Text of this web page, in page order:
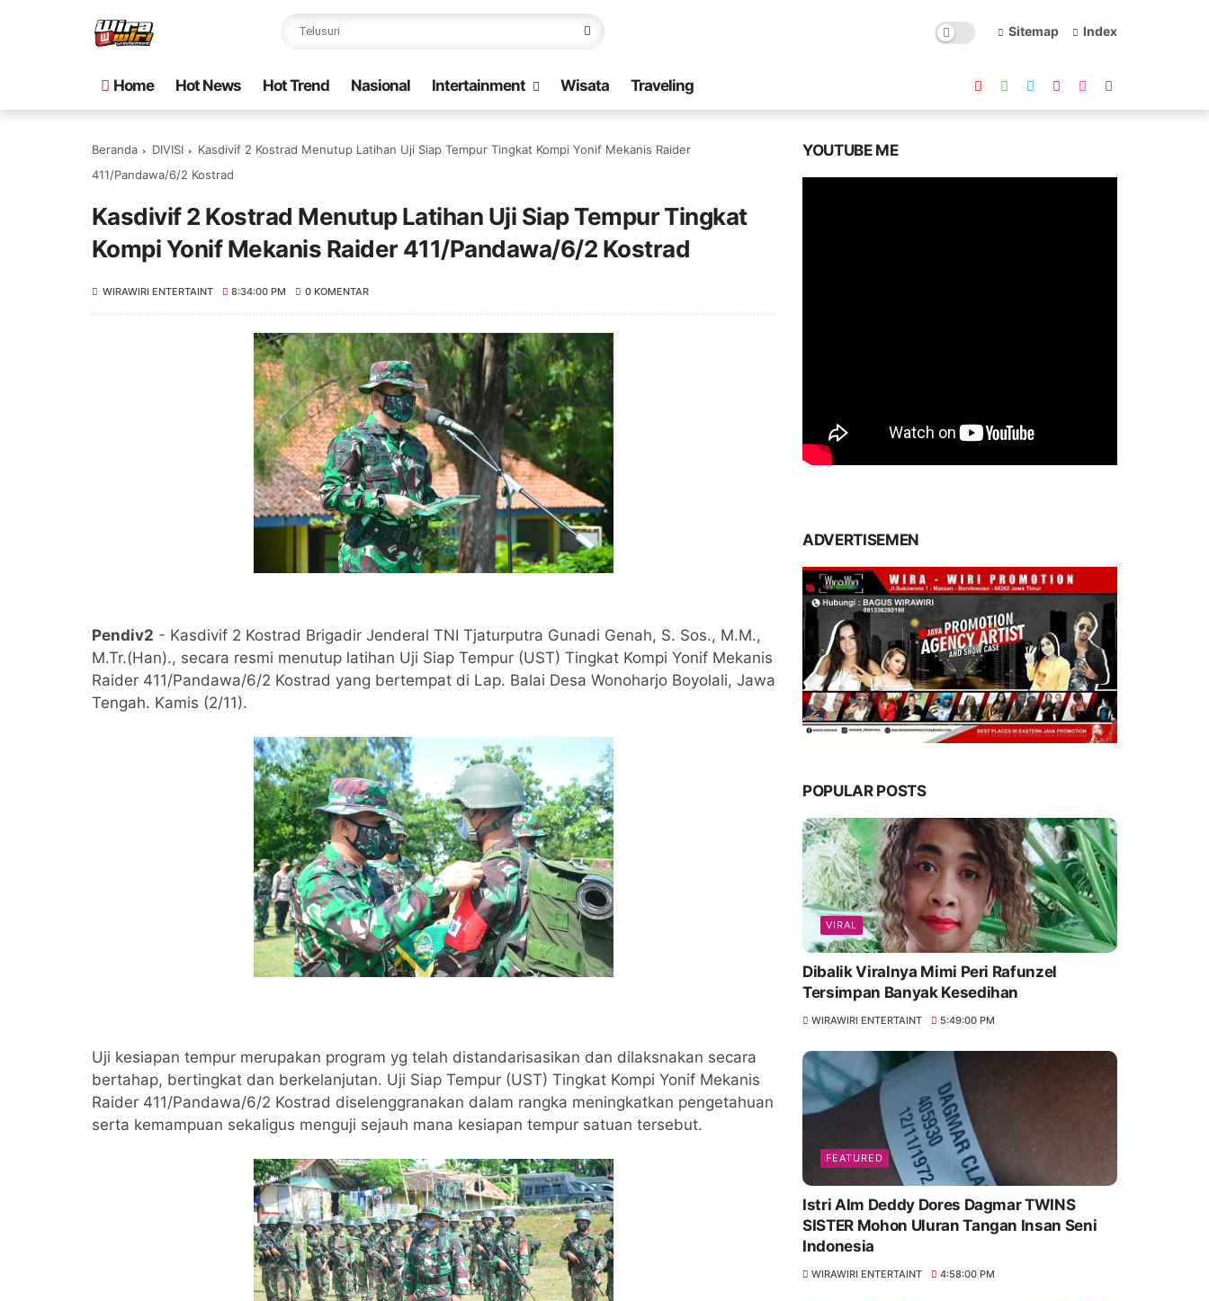
Sitemap Index
Home Hot News Hot Trend Nasional Intertainment Wisata Traveling
Beranda DIVISI
Kasdivif 2 Kostrad Menutup Latihan Uji Siap Tempur Tingkat Kompi Yonif Mekanis Raider
411/Pandawa/6/2 Kostrad
Kasdivif 2 Kostrad Menutup Latihan Uji Siap Tempur Tingkat
Kompi Yonif Mekanis Raider 411/Pandawa/6/2 Kostrad
WIRAWIRI ENTERTAINT 8:34:00 PM 0 KOMENTAR
Pendiv2 - Kasdivif 2 Kostrad Brigadir Jenderal TNI Tjaturputra Gunadi Genah, S. Sos., M.M.,
M.Tr.(Han)., secara resmi menutup latihan Uji Siap Tempur (UST) Tingkat Kompi Yonif Mekanis
Raider 411/Pandawa/6/2 Kostrad yang bertempat di Lap. Balai Desa Wonoharjo Boyolali, Jawa
Tengah. Kamis (2/11).
Uji kesiapan tempur merupakan program yg telah distandarisasikan dan dilaksnakan secara
bertahap, bertingkat dan berkelanjutan. Uji Siap Tempur (UST) Tingkat Kompi Yonif Mekanis
Raider 411/Pandawa/6/2 Kostrad diselenggranakan dalam rangka meningkatkan pengetahuan
serta kemampuan sekaligus menguji sejauh mana kesiapan tempur satuan tersebut.
YOUTUBE ME
ADVERTISEMEN
POPULAR POSTS
VIRAL
Dibalik Viralnya Mimi Peri Rafunzel
Tersimpan Banyak Kesedihan
WIRAWIRI ENTERTAINT 5:49:00 PM
FEATURED
Istri Alm Deddy Dores Dagmar TWINS
SISTER Mohon Uluran Tangan Insan Seni
Indonesia
WIRAWIRI ENTERTAINT 4:58:00 PM